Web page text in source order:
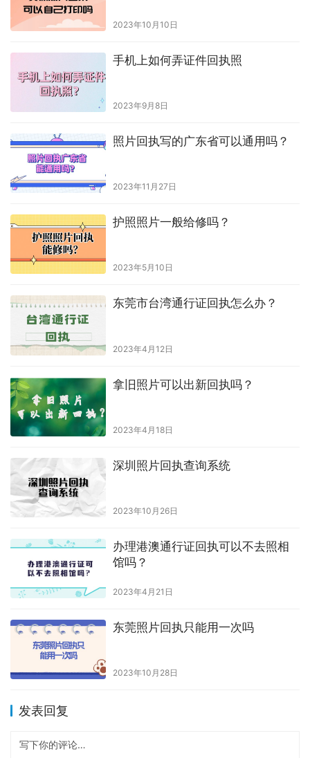
2023年10月10日
手机上如何弄证件回执照
2023年9月8日
照片回执写的广东省可以通用吗？
2023年11月27日
护照照片一般给修吗？
2023年5月10日
东莞市台湾通行证回执怎么办？
2023年4月12日
拿旧照片可以出新回执吗？
2023年4月18日
深圳照片回执查询系统
2023年10月26日
办理港澳通行证回执可以不去照相
馆吗？
2023年4月21日
东莞照片回执只能用一次吗
2023年10月28日
发表回复